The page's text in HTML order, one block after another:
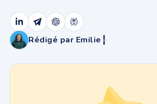
Rédigé par Emilie i